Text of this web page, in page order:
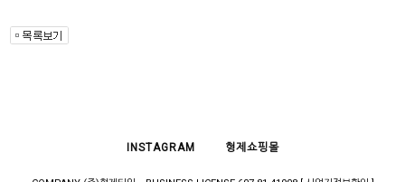
INSTAGRAM 형제쇼핑몰